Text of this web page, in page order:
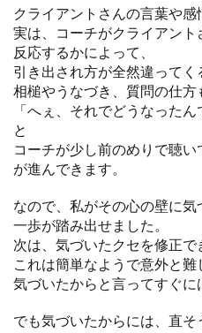
クライアントさんの言葉や感
実は、コーチがクライアン
反応するかによって、
引き出され方が全然違ってく
相槌やうなづき、質問の仕方
「へぇ、それでどうなった
と
コーチが少し前のめりで聴
が進んできます。
なので、私がその心の壁に
一歩が踏み出せました。
次は、気づいたクセを修正で
これは簡単なようで意外と難
気づいたからと言ってすぐに
でも気づいたからには、直そ